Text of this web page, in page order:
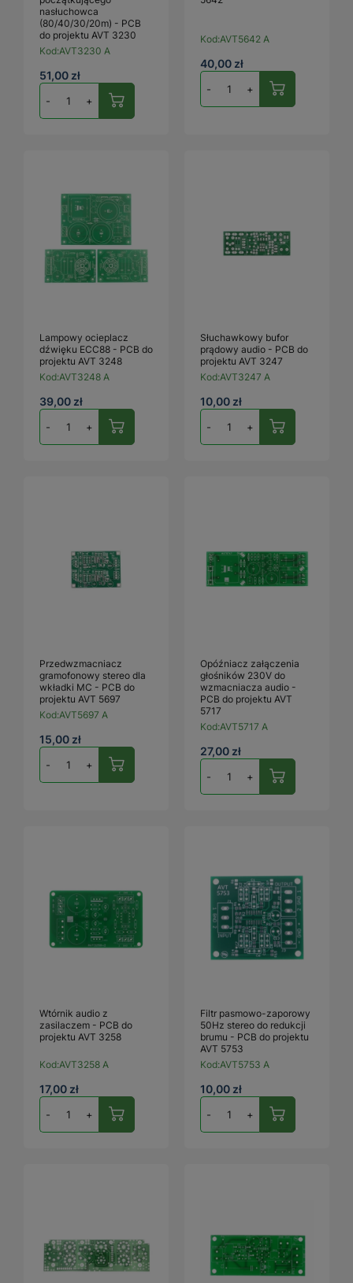
nasłuchowca
(80/40/30/20m) - PCB
do projektu AVT 3230
Kod:AVT3230 A
51,00 zł
- +
Kod:AVT5642 A
40,00 zł
- +
Lampowy ocieplacz
dźwięku ECC88 - PCB do
projektu AVT 3248
Kod:AVT3248 A
39,00 zł
- +
Słuchawkowy bufor
prądowy audio - PCB do
projektu AVT 3247
Kod:AVT3247 A
10,00 zł
- +
Przedwzmacniacz
gramofonowy stereo dla
wkładki MC - PCB do
projektu AVT 5697
Kod:AVT5697 A
15,00 zł
- +
Opóźniacz załączenia
głośników 230V do
wzmacniacza audio -
PCB do projektu AVT
5717
Kod:AVT5717 A
27,00 zł
- +
Wtórnik audio z
zasilaczem - PCB do
projektu AVT 3258
Kod:AVT3258 A
17,00 zł
- +
Filtr pasmowo-zaporowy
50Hz stereo do redukcji
brumu - PCB do projektu
AVT 5753
Kod:AVT5753 A
10,00 zł
- +